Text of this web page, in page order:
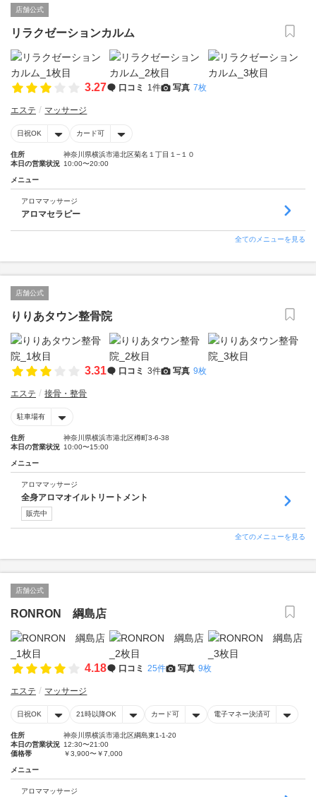
店舗公式
リラクゼーションカルム
3.27 口コミ 1件 写真 7枚
エステ マッサージ
日祝OK カード可
住所
神奈川県横浜市港北区菊名１丁目１−１０
本日の営業状況 10:00〜20:00
メニュー
アロママッサージ
アロマセラピー
全てのメニューを見る
店舗公式
りりあタウン整骨院
3.31 口コミ 3件 写真 9枚
エステ 接骨・整骨
駐車場有
住所
神奈川県横浜市港北区樽町3-6-38
本日の営業状況 10:00〜15:00
メニュー
アロママッサージ
全身アロマオイルトリートメント
販売中
全てのメニューを見る
店舗公式
RONRON 綱島店
4.18 口コミ 25件 写真 9枚
エステ マッサージ
日祝OK 21時以降OK カード可 電子マネー決済可
住所
神奈川県横浜市港北区綱島東1-1-20
本日の営業状況 12:30〜21:00
価格帯
￥3,900〜￥7,000
メニュー
アロママッサージ